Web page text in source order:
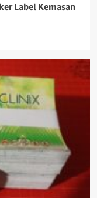
Label Kemasan